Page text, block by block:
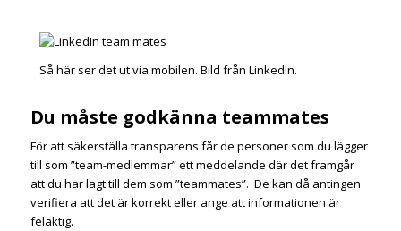
Så här ser det ut via mobilen. Bild från LinkedIn.
Du måste godkänna teammates
För att säkerställa transparens får de personer som du lägger
till som ”team-medlemmar” ett meddelande där det framgår
att du har lagt till dem som ”teammates”. De kan då antingen
verifiera att det är korrekt eller ange att informationen är
felaktig.